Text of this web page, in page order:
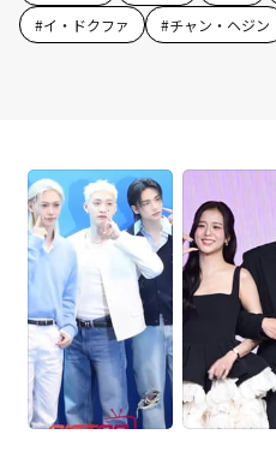
#イ・ドクファ #チャン・ヘジン